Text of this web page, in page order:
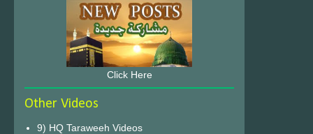
Click Here
Other Videos
9) HQ Taraweeh Videos